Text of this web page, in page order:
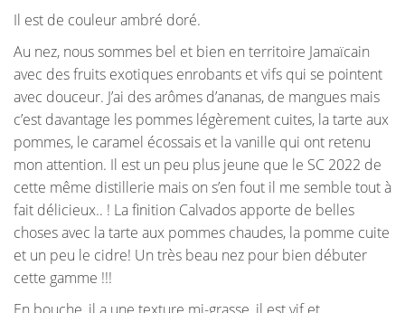
Il est de couleur ambré doré.
Au nez, nous sommes bel et bien en territoire Jamaïcain
avec des fruits exotiques enrobants et vifs qui se pointent
avec douceur. J’ai des arômes d’ananas, de mangues mais
c’est davantage les pommes légèrement cuites, la tarte aux
pommes, le caramel écossais et la vanille qui ont retenu
mon attention. Il est un peu plus jeune que le SC 2022 de
cette même distillerie mais on s’en fout il me semble tout à
fait délicieux.. ! La finition Calvados apporte de belles
choses avec la tarte aux pommes chaudes, la pomme cuite
et un peu le cidre! Un très beau nez pour bien débuter
cette gamme !!!